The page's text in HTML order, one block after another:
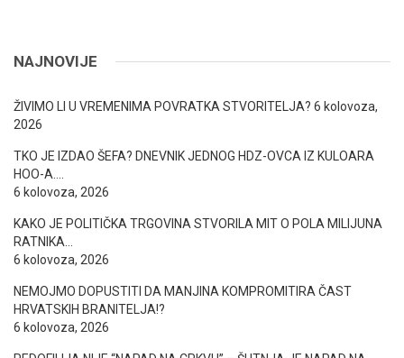
NAJNOVIJE
ŽIVIMO LI U VREMENIMA POVRATKA STVORITELJA? 6 kolovoza,
2026
TKO JE IZDAO ŠEFA? DNEVNIK JEDNOG HDZ-OVCA IZ KULOARA
HOO-A….
6 kolovoza, 2026
KAKO JE POLITIČKA TRGOVINA STVORILA MIT O POLA MILIJUNA
RATNIKA…
6 kolovoza, 2026
NEMOJMO DOPUSTITI DA MANJINA KOMPROMITIRA ČAST
HRVATSKIH BRANITELJA!?
6 kolovoza, 2026